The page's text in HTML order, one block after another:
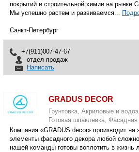
покрытий и строительной химии на рынке
Мы успешно растем и развиваемся...
Санкт-Петербург
+7(911)007-47-67
отдел продаж
Написать
GRADUS DECOR
Грунтовка, Акриловые и
Готовая шпаклевка, Фасадная
Компания «GRADUS decor» производит на
элементы фасадного декора любой
нашей команды готовы воплотить в жизнь